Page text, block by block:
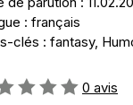
: français
clés : fantasy,
0 avis